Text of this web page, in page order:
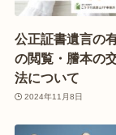
公正証書遺言の
の閲覧・謄本の
法について
2024年11月8日